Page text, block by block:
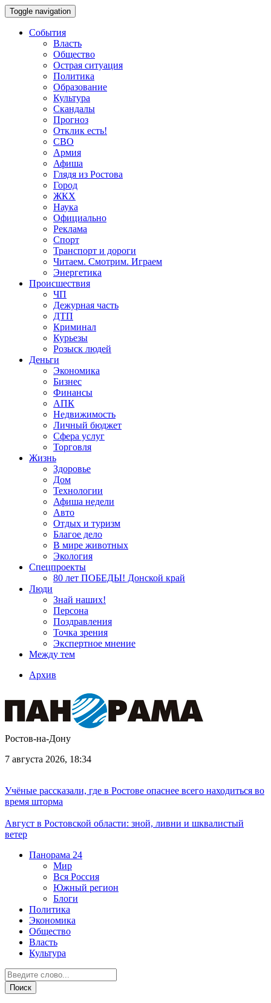
Toggle navigation
События
Власть
Общество
Острая ситуация
Политика
Образование
Культура
Скандалы
Прогноз
Отклик есть!
СВО
Армия
Афиша
Глядя из Ростова
Город
ЖКХ
Наука
Официально
Реклама
Спорт
Транспорт и дороги
Читаем. Смотрим. Играем
Энергетика
Происшествия
ЧП
Дежурная часть
ДТП
Криминал
Курьезы
Розыск людей
Деньги
Экономика
Бизнес
Финансы
АПК
Недвижимость
Личный бюджет
Сфера услуг
Торговля
Жизнь
Здоровье
Дом
Технологии
Афиша недели
Авто
Отдых и туризм
Благое дело
В мире животных
Экология
Спецпроекты
80 лет ПОБЕДЫ! Донской край
Люди
Знай наших!
Персона
Поздравления
Точка зрения
Экспертное мнение
Между тем
Архив
Ростов-на-Дону
7 августа 2026, 18:34
Учёные рассказали, где в Ростове опаснее всего находиться во
время шторма
Август в Ростовской области: зной, ливни и шквалистый
ветер
Панорама 24
Мир
Вся Россия
Южный регион
Блоги
Политика
Экономика
Общество
Власть
Культура